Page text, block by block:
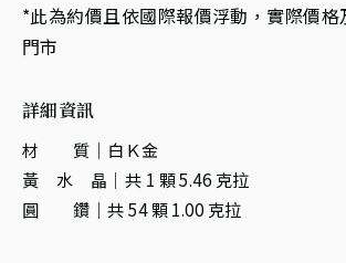
*此為約價且依國際報價浮動，實際價
門市
詳細資訊
材 質
白Ｋ金
黃 水 晶
共 1 顆 5.46 克拉
圓 鑽
共 54 顆 1.00 克拉